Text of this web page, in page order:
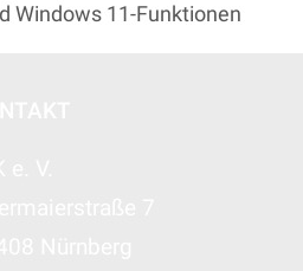
Windows 11-Funktionen